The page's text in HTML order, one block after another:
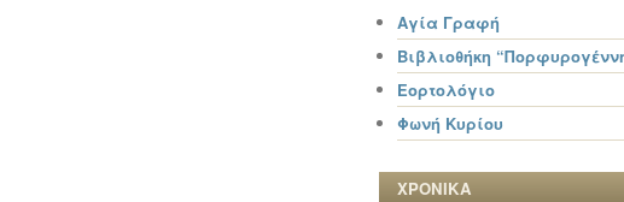
Αγία Γραφή
Βιβλιοθήκη
Εορτολόγιο
Φωνή Κυρίου
ΧΡΟΝΙΚΑ